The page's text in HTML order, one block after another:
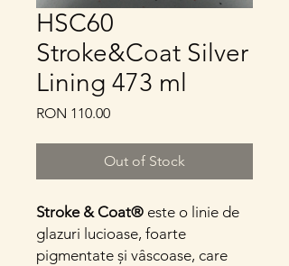
HSC60
Stroke&Coat Silver
Lining 473 ml
RON 110.00Price
Out of Stock
Stroke & Coat® este o linie de
glazuri lucioase, foarte
pigmentate și vâscoase, care